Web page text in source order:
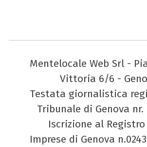
Mentelocale Web Srl -
Vittoria 6/6 -
Testata giornalistica
Tribunale di Genova nr.
Iscrizione al
Imprese di Genova